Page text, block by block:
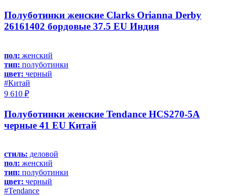
Полуботинки женские Clarks Orianna Derby
26161402 бордовые 37.5 EU Индия
пол: женский
тип: полуботинки
цвет: черный
#Китай
9 610 ₽
Полуботинки женские Tendance HCS270-5A
черные 41 EU Китай
стиль: деловой
пол: женский
тип: полуботинки
цвет: черный
#Tendance